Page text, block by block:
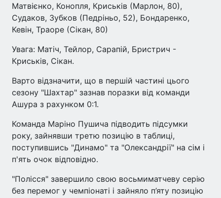
Матвієнко, Конопля, Криськів (Марлон, 80),
Судаков, Зубков (Педріньо, 52), Бондаренко,
Кевін, Траоре (Сікан, 80)
Увага: Матіч, Тейлор, Сарапій, Бристрич -
Криськів, Сікан.
Варто відзначити, що в першій частині цього
сезону "Шахтар" зазнав поразки від команди
Ашура з рахунком 0:1.
Команда Маріно Пушича підводить підсумки
року, зайнявши третю позицію в таблиці,
поступившись "Динамо" та "Олександрії" на сім і
п'ять очок відповідно.
"Полісся" завершило свою восьмиматчеву серію
без перемог у чемпіонаті і зайняло п’яту позицію